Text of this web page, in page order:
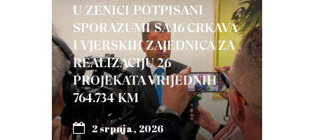
U ZENICI POTPISANI
SPORAZUMI SA 16 CRKAVA
I VJERSKIH ZAJEDNICA ZA
REALIZACIJU 26
PROJEKATA VRIJEDNIH
764.734 KM
2 srpnja, 2026